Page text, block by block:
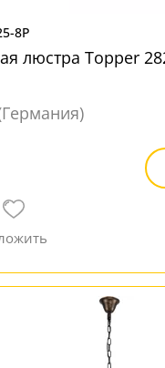
8P
люстра Topper